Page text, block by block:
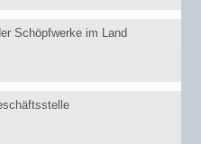
Schöpfwerke im Land